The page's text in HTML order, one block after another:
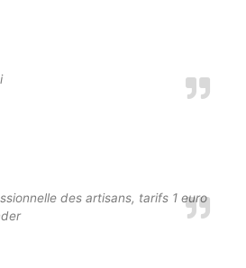
des artisans, tarifs 1 euro